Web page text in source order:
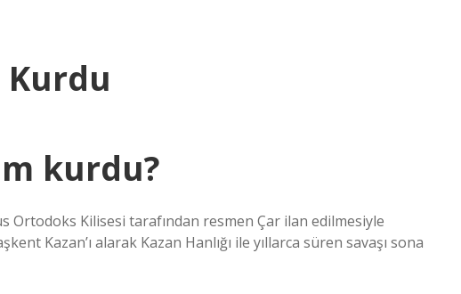
Kurdu
kurdu?
Ortodoks Kilisesi tarafından resmen Çar ilan edilmesiyle
Kazan’ı alarak Kazan Hanlığı ile yıllarca süren savaşı sona